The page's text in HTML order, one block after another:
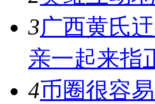
3广西黄氏
亲一起来指
4币圈很容